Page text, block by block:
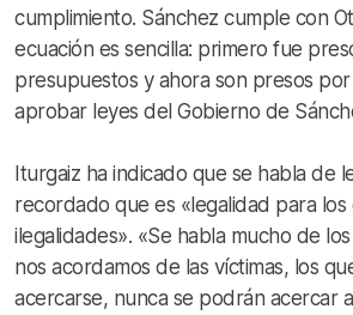
cumplimiento. Sánchez cumple con
ecuación es sencilla: primero fue
presupuestos y ahora son presos
aprobar leyes del Gobierno de
Iturgaiz ha indicado que se habla de
recordado que es «legalidad para
ilegalidades». «Se habla mucho de
nos acordamos de las víctimas, los
acercarse, nunca se podrán acercar